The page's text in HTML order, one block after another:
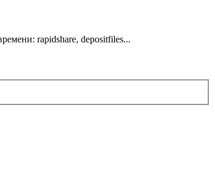
rapidshare, depositfiles...